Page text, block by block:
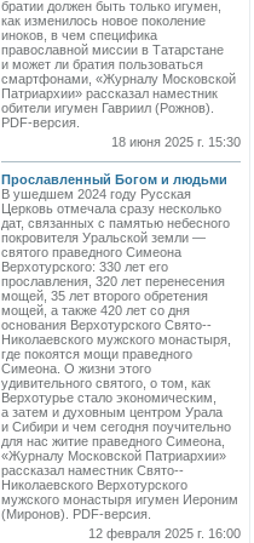
братии должен быть только игумен,
как изменилось новое поколение
иноков, в чем специфика
православной миссии в Татарстане
и может ли братия пользоваться
смартфонами, «Журналу Московской
Патриархии» рассказал наместник
обители игумен Гавриил (Рожнов).
PDF-версия.
18 июня 2025 г. 15:30
Прославленный Богом и людьми
В ушедшем 2024 году Русская
Церковь отмечала сразу несколько
дат, связанных с памятью небесного
покровителя Уральской земли —
святого праведного ­Симеона
Верхотурского: 330 лет его
прославления, 320 лет перенесения
мощей, 35 лет второго обретения
мощей, а также 420 лет со дня
основания Верхотурского Свято-­
Николаевского мужского монастыря,
где покоятся мощи праведного
Симеона. О жизни этого
удивительного святого, о том, как
Верхотурье стало экономическим,
а затем и духовным центром Урала
и Сибири и чем сегодня поучительно
для нас житие праведного Симеона,
«Журналу Московской Патриархии»
рассказал наместник Свято-­
Николаевского Верхотурского
мужского монастыря игумен Иероним
(Миронов). PDF-версия.
12 февраля 2025 г. 16:00